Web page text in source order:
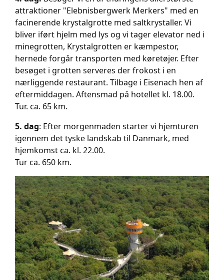
attraktioner "Elebnisbergwerk Merkers" med en
facinerende krystalgrotte med saltkrystaller. Vi
bliver iført hjelm med lys og vi tager elevator ned i
minegrotten, Krystalgrotten er kæmpestor,
hernede forgår transporten med køretøjer. Efter
besøget i grotten serveres der frokost i en
nærliggende restaurant. Tilbage i Eisenach hen af
eftermiddagen. Aftensmad på hotellet kl. 18.00.
Tur. ca. 65 km.
5. dag: Efter morgenmaden starter vi hjemturen
igennem det tyske landskab til Danmark, med
hjemkomst ca. kl. 22.00.
Tur ca. 650 km.